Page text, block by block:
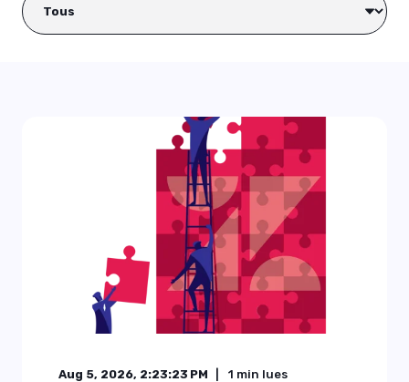
Aug 5, 2026, 2:23:23 PM 1 min lues